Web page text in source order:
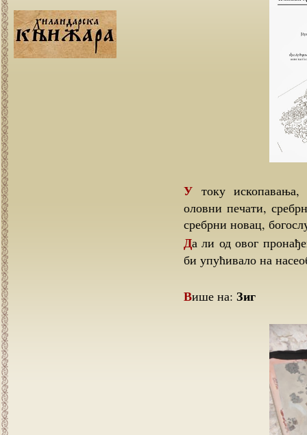
У току ископавања, откривено је више предмета манастирског блага:
оловни печати,
сребрни новац,
Да ли од овог пронађеног покретног блага део има порекло из Србије, што
би упућивало на
Више на: Зиг